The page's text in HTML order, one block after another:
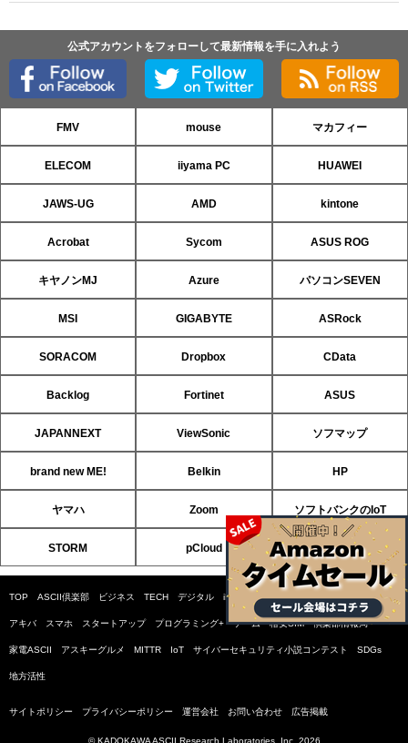
公式アカウントをフォローして最新情報を手に入れよう
FMV mouse マカフィー
ELECOM iiyama PC HUAWEI
JAWS-UG AMD kintone
Acrobat Sycom ASUS ROG
キヤノンMJ Azure パソコンSEVEN
MSI GIGABYTE ASRock
SORACOM Dropbox CData
Backlog Fortinet ASUS
JAPANNEXT ViewSonic ソフマップ
brand new ME! Belkin HP
ヤマハ Zoom ソフトバンクのIoT
STORM pCloud ソフクリ
TOP ASCII倶楽部 ビジネス TECH デジタル iPhone/Mac ホビー 自作PC AV
アキバ スマホ スタートアップ プログラミング+ ゲーム 格安SIM 倶楽部情報局
家電ASCII アスキーグルメ MITTR IoT サイバーセキュリティ小説コンテスト SDGs
地方活性
サイトポリシー プライバシーポリシー 運営会社 お問い合わせ 広告掲載
© KADOKAWA ASCII Research Laboratories, Inc. 2026